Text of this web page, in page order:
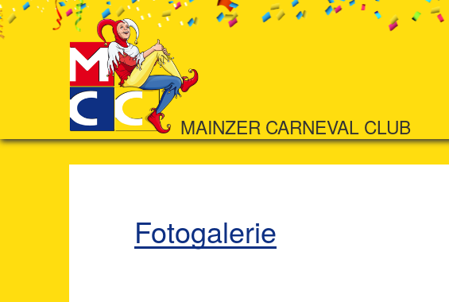
MAINZER CARNEVAL CLUB
Fotogalerie